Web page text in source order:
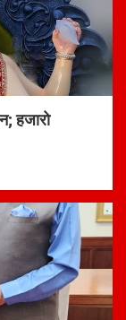
हजारो